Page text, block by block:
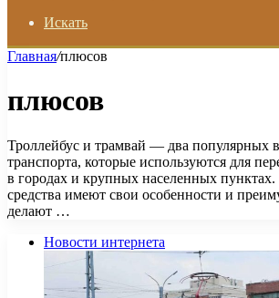
Искать
Главная/плюсов
плюсов
Троллейбус и трамвай — два популярных
транспорта, которые используются для
в городах и крупных населенных
средства имеют свои особенности и
делают …
Новости интернета